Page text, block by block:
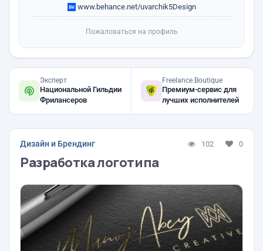
www.behance.net/uvarchik5Design
Пожаловаться на профиль
Эксперт
Национальной Гильдии
Фрилансеров
Freelance.Boutique
Премиум-сервис для
лучших исполнителей
Дизайн и Брендинг 102 0
Разработка логотипа